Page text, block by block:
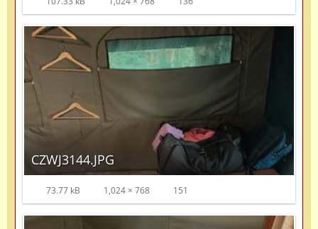
CZWJ3144.JPG
73.77 kB 1,024 × 768 151